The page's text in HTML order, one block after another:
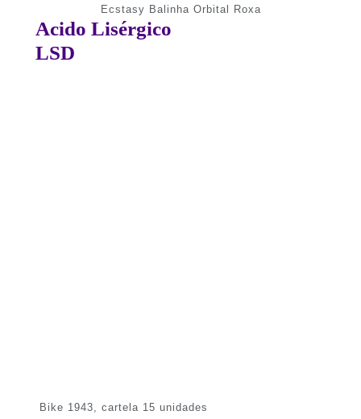
Ecstasy Balinha Orbital Roxa
Acido Lisérgico
LSD
Bike 1943, cartela 15 unidades